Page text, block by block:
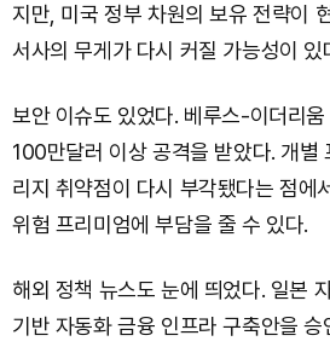
지만, 미국 정부 차원의 보유 전략이
서사의 무게가 다시 커질 가능성이 있
보안 이슈도 있었다. 베루스-이더리
100만달러 이상 공격을 받았다. 개별
리지 취약점이 다시 부각됐다는 점에
위험 프리미엄에 부담을 줄 수 있다.
해외 정책 뉴스도 눈에 띄었다. 일본
기반 자동화 금융 인프라 구축안을